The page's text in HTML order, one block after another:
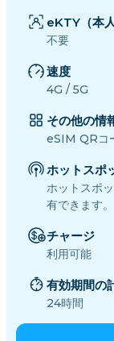
eKTY（本人
不要
速度
4G / 5G
その他の情
eSIM QRコ
ホットスポ
ホットスポ
有できます。
チャージ
利用可能
有効期間の
24時間